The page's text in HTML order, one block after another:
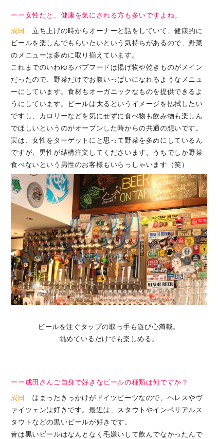
ーー女性だと、健康を気にされる方も多いですよね。
成田
立ち上げの時からオーナーと話をしていて、健康的に
ビールを楽しんでもらいたいという気持ちがあるので、野菜
のメニューは多めに取り揃えています。
これまでのいわゆるパブフードは揚げ物や乾きものがメイン
だったので、野菜だけでお腹いっぱいになれるようなメニュ
ーにしています。食材もオーガニックなものを提供できるよ
うにしています。ビールは太るというイメージを払拭したい
ですし、カロリーなどを気にせずに食べ物も飲み物も楽しん
でほしいというのがオープンした時からの共通の想いです。
実は、女性をターゲットにと思って野菜を多めにしているん
ですが、男性が結構注文してくださいます。うちでしか野菜
食べないという男性のお客様もいらっしゃいます（笑）
ビールを注ぐタップの取っ手も遊び心満載。
眺めているだけでも楽しめる。
ーー成田さんご自身で好きなビールの種類は何ですか？
成田
はまったきっかけがドイツビーツなので、ヘレスやヴ
ァイツェンは好きです。最近は、スタウトやインペリアルス
タウトなどの黒いビールが好きです。
昔は黒いビールはなんとなく毛嫌いして飲んでなかったんで